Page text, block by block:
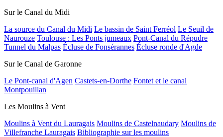
Sur le Canal du Midi
La source du Canal du Midi Le bassin de Saint Ferréol Le Seuil de
Naurouze Toulouse : Les Ponts jumeaux Pont-Canal du Répudre
Tunnel du Malpas Écluse de Fonsérannes Écluse ronde d'Agde
Sur le Canal de Garonne
Le Pont-canal d'Agen Castets-en-Dorthe Fontet et le canal
Montpouillan
Les Moulins à Vent
Moulins à Vent du Lauragais Moulins de Castelnaudary Moulins de
Villefranche Lauragais Bibliographie sur les moulins